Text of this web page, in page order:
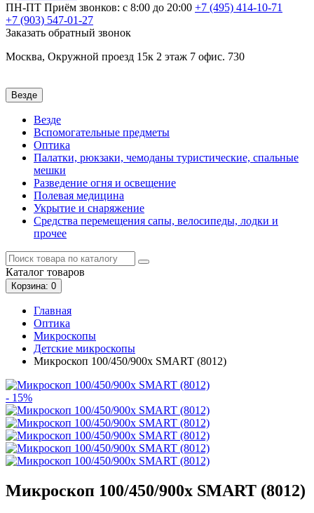
ПН-ПТ Приём звонков: с 8:00 до 20:00 +7 (495) 414-10-71
+7 (903) 547-01-27
Заказать обратный звонок
Москва, Окружной проезд 15к 2 этаж 7 офис. 730
Везде
Везде
Вспомогательные предметы
Оптика
Палатки, рюкзаки, чемоданы туристические, спальные
мешки
Разведение огня и освещение
Полевая медицина
Укрытие и снаряжение
Средства перемещения сапы, велосипеды, лодки и
прочее
Каталог товаров
Корзина: 0
Главная
Оптика
Микроскопы
Детские микроскопы
Микроскоп 100/450/900x SMART (8012)
- 15%
Микроскоп 100/450/900x SMART (8012)